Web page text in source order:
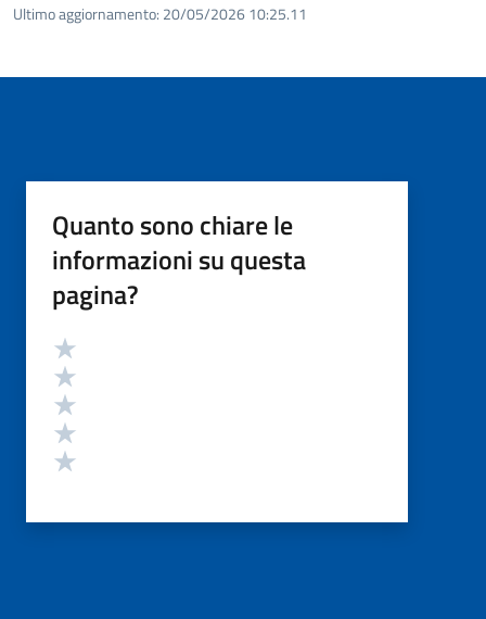
Ultimo aggiornamento: 20/05/2026 10:25.11
Quanto sono chiare le
informazioni su questa
pagina?
Valutazione